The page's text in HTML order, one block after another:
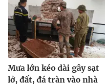
Mưa lớn kéo dài gây sạt
lở, đất, đá tràn vào nhà